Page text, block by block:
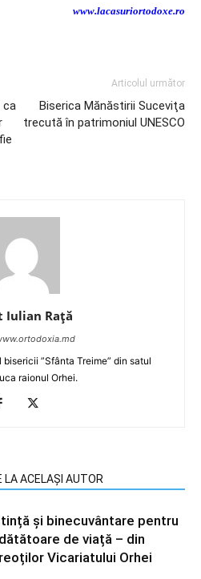
www.lacasuriortodoxe.ro
ca
Articolul următor
Biserica Mănăstirii Suceviţa
trecută în patrimoniul UNESCO
Iulian Raţă
”Sfânta Treime” din satul
raionul Orhei.
LA ACELAȘI AUTOR
și binecuvântare pentru
de viață – din
Vicariatului Orhei